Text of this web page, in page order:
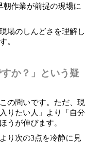
作業が前提の現場に
場のしんどさを理解し
。
か？」という疑
の問いです。ただ、現
りたい人」より「自分
うが伸びます。
り次の3点を冷静に見